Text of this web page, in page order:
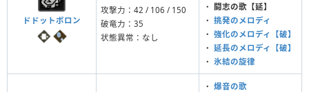
ドドットボロン
攻撃力：42 / 106 / 150
破竜力：35
状態異常：なし
・ 闘志の歌【延】
・ 挑発のメロディ
・ 強化のメロディ【破】
・ 延長のメロディ【破】
・ 氷結の旋律
・ 爆音の歌